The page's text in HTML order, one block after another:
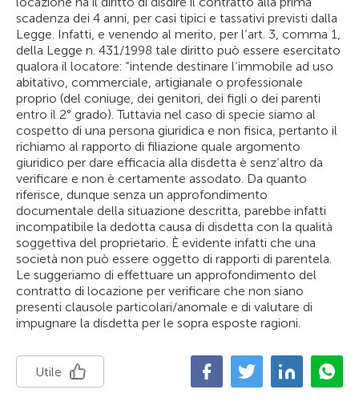
scadenza dei 4 anni, per casi tipici e tassativi previsti dalla
Legge. Infatti, e venendo al merito, per l’art. 3, comma 1,
della Legge n. 431/1998 tale diritto può essere esercitato
qualora il locatore: “intende destinare l’immobile ad uso
abitativo, commerciale, artigianale o professionale
proprio (del coniuge, dei genitori, dei figli o dei parenti
entro il 2° grado). Tuttavia nel caso di specie siamo al
cospetto di una persona giuridica e non fisica, pertanto il
richiamo al rapporto di filiazione quale argomento
giuridico per dare efficacia alla disdetta è senz’altro da
verificare e non è certamente assodato. Da quanto
riferisce, dunque senza un approfondimento
documentale della situazione descritta, parebbe infatti
incompatibile la dedotta causa di disdetta con la qualità
soggettiva del proprietario. È evidente infatti che una
società non può essere oggetto di rapporti di parentela.
Le suggeriamo di effettuare un approfondimento del
contratto di locazione per verificare che non siano
presenti clausole particolari/anomale e di valutare di
impugnare la disdetta per le sopra esposte ragioni.
Utile